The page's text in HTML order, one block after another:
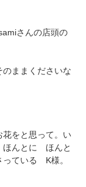
さんの店頭の
ままくださいな
をと思って。い
んとに ほんと
ている K様。